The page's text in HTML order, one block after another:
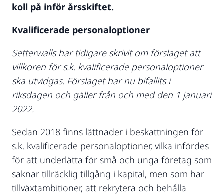
koll på inför årsskiftet.
Kvalificerade personaloptioner
Setterwalls har tidigare skrivit om förslaget att
villkoren för s.k. kvalificerade personaloptioner
ska utvidgas. Förslaget har nu bifallits i
riksdagen och gäller från och med den 1 januari
2022.
Sedan 2018 finns lättnader i beskattningen för
s.k. kvalificerade personaloptioner, vilka infördes
för att underlätta för små och unga företag som
saknar tillräcklig tillgång i kapital, men som har
tillväxtambitioner, att rekrytera och behålla